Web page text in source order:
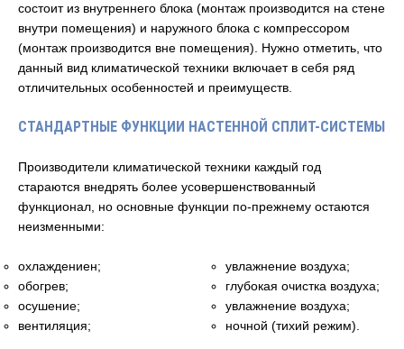
состоит из внутреннего блока (монтаж производится на стене
внутри помещения) и наружного блока с компрессором
(монтаж производится вне помещения). Нужно отметить, что
данный вид климатической техники включает в себя ряд
отличительных особенностей и преимуществ.
СТАНДАРТНЫЕ ФУНКЦИИ НАСТЕННОЙ СПЛИТ-СИСТЕМЫ
Производители климатической техники каждый год
стараются внедрять более усовершенствованный
функционал, но основные функции по-прежнему остаются
неизменными:
охлаждениен;
обогрев;
осушение;
вентиляция;
увлажнение воздуха;
глубокая очистка воздуха;
увлажнение воздуха;
ночной (тихий режим).